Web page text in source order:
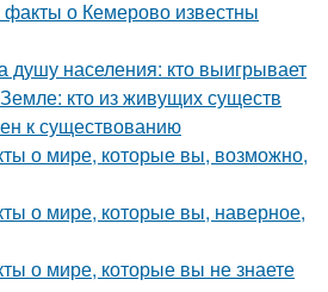
о Кемерово известны
населения: кто выигрывает
кто из живущих существ
к существованию
о мире, которые вы, возможно,
о мире, которые вы, наверное,
о мире, которые вы не знаете